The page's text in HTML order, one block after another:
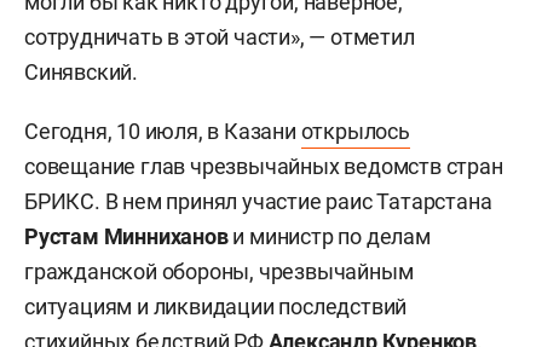
сотрудничать в этой части», — отметил
Синявский.
Сегодня, 10 июля, в Казани открылось
совещание глав чрезвычайных ведомств стран
БРИКС. В нем принял участие раис Татарстана
Рустам Минниханови министр по делам
гражданской обороны, чрезвычайным
ситуациям и ликвидации последствий
стихийных бедствий РФАлександр Куренков.